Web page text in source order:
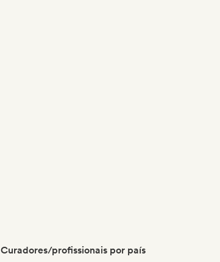
Curadores/profissionais por país